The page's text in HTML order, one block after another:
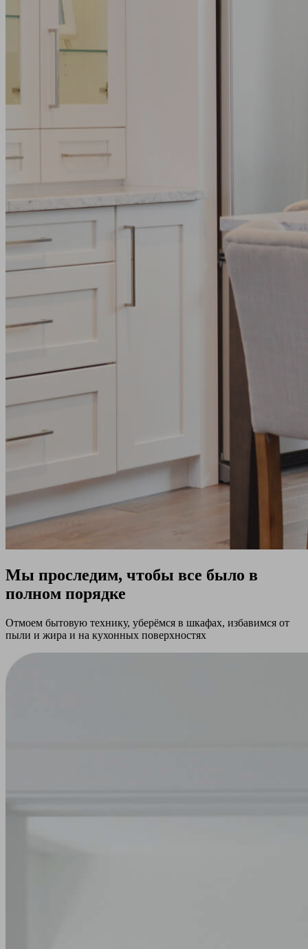
Мы проследим, чтобы все было в
полном порядке
Отмоем бытовую технику, уберёмся в шкафах, избавимся от
пыли и жира и на кухонных поверхностях